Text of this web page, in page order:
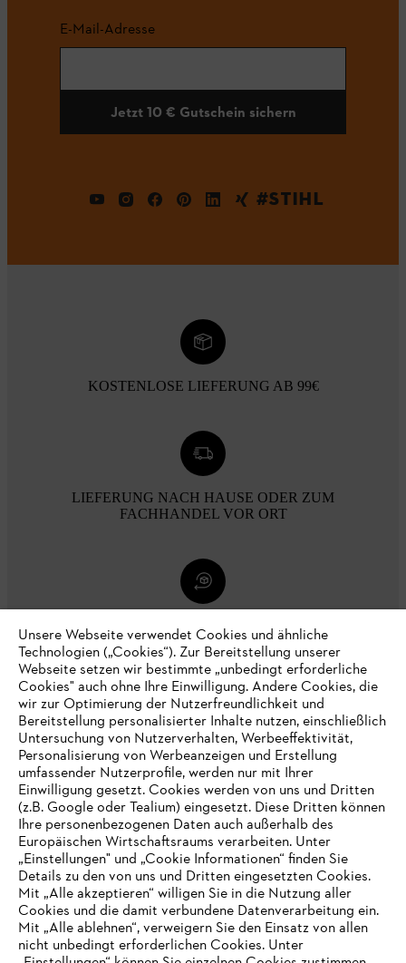
E-Mail-Adresse
Jetzt 10 € Gutschein sichern
#STIHL
KOSTENLOSE LIEFERUNG AB 99€
LIEFERUNG NACH HAUSE ODER ZUM
FACHHANDEL VOR ORT
30 TAGE KOSTENLOSE RÜCKGABE
Zahlungsmöglichkeiten
Unternehmen
Online Shop
Unsere Webseite verwendet Cookies und ähnliche
Technologien („Cookies“). Zur Bereitstellung unserer
Webseite setzen wir bestimmte „unbedingt erforderliche
Cookies" auch ohne Ihre Einwilligung. Andere Cookies, die
wir zur Optimierung der Nutzerfreundlichkeit und
Bereitstellung personalisierter Inhalte nutzen, einschließlich
Untersuchung von Nutzerverhalten, Werbeeffektivität,
Personalisierung von Werbeanzeigen und Erstellung
umfassender Nutzerprofile, werden nur mit Ihrer
Einwilligung gesetzt. Cookies werden von uns und Dritten
(z.B. Google oder Tealium) eingesetzt. Diese Dritten können
Ihre personenbezogenen Daten auch außerhalb des
Europäischen Wirtschaftsraums verarbeiten. Unter
„Einstellungen" und „Cookie Informationen“ finden Sie
Details zu den von uns und Dritten eingesetzten Cookies.
Mit „Alle akzeptieren“ willigen Sie in die Nutzung aller
Cookies und die damit verbundene Datenverarbeitung ein.
Mit „Alle ablehnen“, verweigern Sie den Einsatz von allen
nicht unbedingt erforderlichen Cookies. Unter